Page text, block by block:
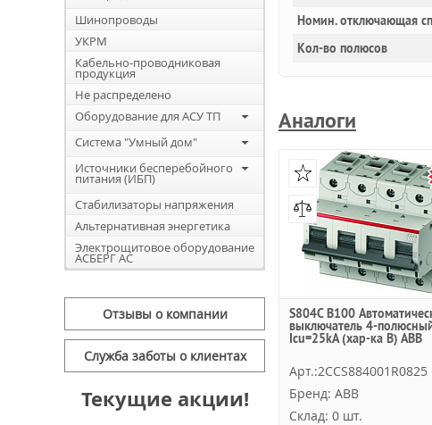
Шинопроводы
УКРМ
Кабельно-проводниковая
продукция
Не распределено
Оборудование для АСУ ТП
Система "Умный дом"
Источники бесперебойного
питания (ИБП)
Стабилизаторы напряжения
Альтернативная энергетика
Электрощитовое оборудование
АСБЕРГ АС
Отзывы о компании
Служба заботы о клиентах
Текущие акции!
Номин. отключающая
Кол-во полюсов
Аналоги
S804C B100
выключатель 4-
Icu=25kA (хар-ка B) ABB
Арт.:2CCS884001R0825
Бренд: ABB
Склад: 0 шт.